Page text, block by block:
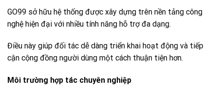
GO99 sở hữu hệ thống được xây dựng trên nền tảng công
nghệ hiện đại với nhiều tính năng hỗ trợ đa dạng.
Điều này giúp đối tác dễ dàng triển khai hoạt động và tiếp
cận cộng đồng người dùng một cách thuận tiện hơn.
Môi trường hợp tác chuyên nghiệp